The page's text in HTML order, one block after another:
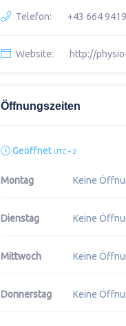
Telefon: +43 664
Website: http://
Öffnungszeiten
Geöffnet UTC + 2
Montag Keine
Dienstag Keine
Mittwoch Keine
Donnerstag Keine